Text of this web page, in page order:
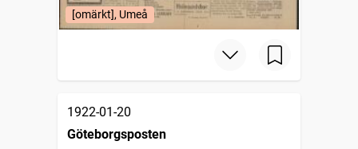
[omärkt], Umeå
1922-01-20
Göteborgsposten